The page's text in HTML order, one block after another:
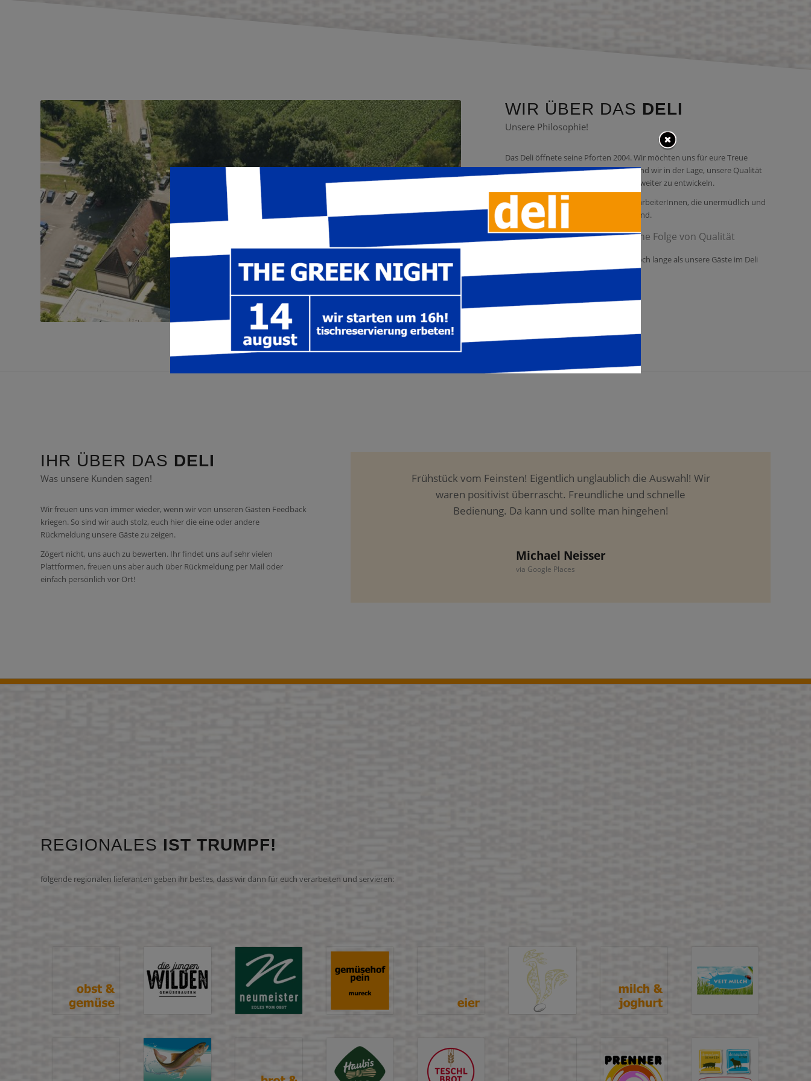
WIR ÜBER DAS DELI
Unsere Philosophie!
Das Deli öffnete seine Pforten 2004. Wir möchten uns für eure Treue
bedanken. Nur durch euren Besuch sind wir in der Lage, unsere Qualität
auf hohem Niveau zu halten und uns weiter zu entwickeln.
Ein besonderer Dank gilt unseren MitarbeiterInnen, die unermüdlich und
mit großartigem Einsatz für euch da sind.
Erfolg ist die unvermeidliche Folge von Qualität
Wir freuen uns, euch weiterhin und noch lange als unsere Gäste im Deli
begrüßen zu dürfen.
IHR ÜBER DAS DELI
Was unsere Kunden sagen!
Wir freuen uns von immer wieder, wenn wir von unseren Gästen Feedback
kriegen. So sind wir auch stolz, euch hier die eine oder andere
Rückmeldung unsere Gäste zu zeigen.
Zögert nicht, uns auch zu bewerten. Ihr findet uns auf sehr vielen
Plattformen, freuen uns aber auch über Rückmeldung per Mail oder
einfach persönlich vor Ort!
Sehr gutes Essen ist sehr schmackhaft schön angerichtet Größe
der Portionen ist in Ordnung…ist zum empfehlen!!!
via Google Places
REGIONALES IST TRUMPF!
folgende regionalen lieferanten geben ihr bestes, dass wir dann für euch verarbeiten und servieren: